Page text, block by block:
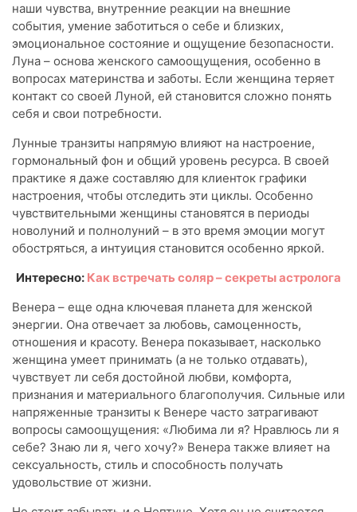
наши чувства, внутренние реакции на внешние
события, умение заботиться о себе и близких,
эмоциональное состояние и ощущение безопасности.
Луна – основа женского самоощущения, особенно в
вопросах материнства и заботы. Если женщина теряет
контакт со своей Луной, ей становится сложно понять
себя и свои потребности.
Лунные транзиты напрямую влияют на настроение,
гормональный фон и общий уровень ресурса. В своей
практике я даже составляю для клиенток графики
настроения, чтобы отследить эти циклы. Особенно
чувствительными женщины становятся в периоды
новолуний и полнолуний – в это время эмоции могут
обостряться, а интуиция становится особенно яркой.
Интересно: Как встречать соляр – секреты астролога
Венера – еще одна ключевая планета для женской
энергии. Она отвечает за любовь, самоценность,
отношения и красоту. Венера показывает, насколько
женщина умеет принимать (а не только отдавать),
чувствует ли себя достойной любви, комфорта,
признания и материального благополучия. Сильные или
напряженные транзиты к Венере часто затрагивают
вопросы самоощущения: «Любима ли я? Нравлюсь ли я
себе? Знаю ли я, чего хочу?» Венера также влияет на
сексуальность, стиль и способность получать
удовольствие от жизни.